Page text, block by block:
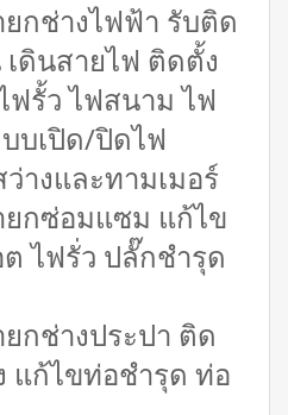
ยกช่างไฟฟ้า รับติด
ดินสายไฟ ติดตั้ง
รั้ว ไฟสนาม ไฟ
บเปิด/ปิดไฟ
างและทามเมอร์
ยกซ่อมแซม แก้ไข
ไฟรั่ว ปลั๊กชำรุด
กช่างประปา ติด
แก้ไขท่อชำรุด ท่อ